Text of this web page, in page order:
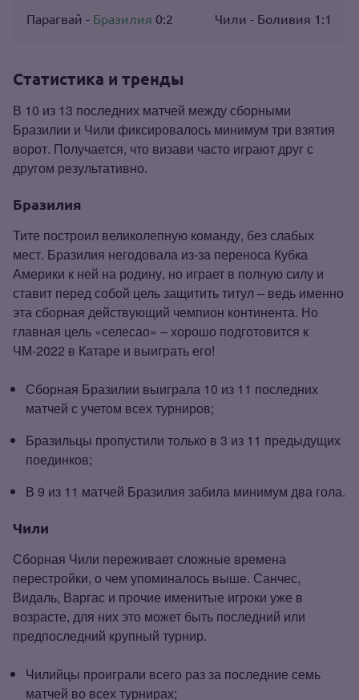
Парагвай - Бразилия 0:2 Чили - Боливия 1:1
Статистика и тренды
В 10 из 13 последних матчей между сборными
Бразилии и Чили фиксировалось минимум три взятия
ворот. Получается, что визави часто играют друг с
другом результативно.
Бразилия
Тите построил великолепную команду, без слабых
мест. Бразилия негодовала из‑за переноса Кубка
Америки к ней на родину, но играет в полную силу и
ставит перед собой цель защитить титул – ведь именно
эта сборная действующий чемпион континента. Но
главная цель «селесао» – хорошо подготовится к
ЧМ‑2022 в Катаре и выиграть его!
Сборная Бразилии выиграла 10 из 11 последних
матчей с учетом всех турниров;
Бразильцы пропустили только в 3 из 11 предыдущих
поединков;
В 9 из 11 матчей Бразилия забила минимум два гола.
Чили
Сборная Чили переживает сложные времена
перестройки, о чем упоминалось выше. Санчес,
Видаль, Варгас и прочие именитые игроки уже в
возрасте, для них это может быть последний или
предпоследний крупный турнир.
Чилийцы проиграли всего раз за последние семь
матчей во всех турнирах;